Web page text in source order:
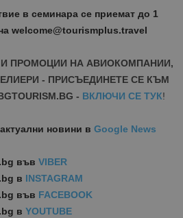
в семинара се приемат до 1
welcome@tourismplus.travel
ПРОМОЦИИ НА АВИОКОМПАНИИ,
- ПРИСЪЕДИНЕТЕ СЕ КЪМ
- ВКЛЮЧИ СЕ ТУК!
новини в Google News
във VIBER
в INSTAGRAM
във FACEBOOK
в YOUTUBE